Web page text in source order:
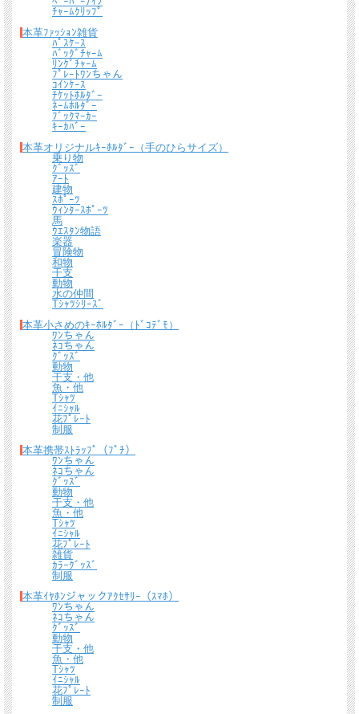
*無料簡易ラッピング
通常のご購入でも、簡易ラッピング（透明の袋の上に金色のギフトシール付き）い
たします。
宅配便 650円から
メール便（全商品対象・定形外郵便ほか）全国一律300円
込）以上でメール便送料無料
詳しくはこちらから
*梱包の例
ﾁｬｰﾑｸﾘｯﾌﾟ
本革ﾌｧｯｼｮﾝ雑貨
ﾊﾟｽｹｰｽ
ﾊﾞｯｸﾞﾁｬｰﾑ
ﾘﾝｸﾞﾁｬｰﾑ
ﾌﾟﾚｰﾄﾜﾝちゃん
ｺｲﾝｹｰｽ
ﾁｹｯﾄﾎﾙﾀﾞｰ
ﾈｰﾑﾎﾙﾀﾞｰ
ﾌﾞｯｸﾏｰｶｰ
ｷｰｶﾊﾞｰ
本革オリジナルｷｰﾎﾙﾀﾞｰ（手のひらサイズ）
乗り物
ｸﾞｯｽﾞ
ｱｰﾄ
建物
ｽﾎﾟｰﾂ
ｳｨﾝﾀｰｽﾎﾟｰﾂ
馬
ｳｴｽﾀﾝ物語
楽器
冒険物
和物
干支
動物
水の仲間
Tｼｬﾂｼﾘｰｽﾞ
本革小さめのｷｰﾎﾙﾀﾞｰ（ﾄﾞｺﾃﾞﾓ）
ﾜﾝちゃん
ﾈｺちゃん
ｸﾞｯｽﾞ
動物
干支・他
魚・他
Tｼｬﾂ
ｲﾆｼｬﾙ
花ﾌﾟﾚｰﾄ
制服
本革携帯ｽﾄﾗｯﾌﾟ（ﾌﾟﾁ）
ﾜﾝちゃん
ﾈｺちゃん
ｸﾞｯｽﾞ
動物
干支・他
魚・他
Tｼｬﾂ
ｲﾆｼｬﾙ
花ﾌﾟﾚｰﾄ
雑貨
ｶﾗｰｸﾞｯｽﾞ
制服
本革ｲﾔﾎﾝジャックｱｸｾｻﾘｰ（ｽﾏﾎ）
ﾜﾝちゃん
ﾈｺちゃん
ｸﾞｯｽﾞ
動物
干支・他
魚・他
Tｼｬﾂ
ｲﾆｼｬﾙ
花ﾌﾟﾚｰﾄ
制服